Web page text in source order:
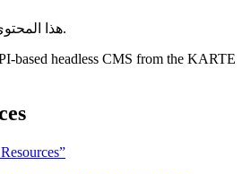
هذا المحتوى غير متوفر بلغتك بعد.
based headless CMS from the KARTE